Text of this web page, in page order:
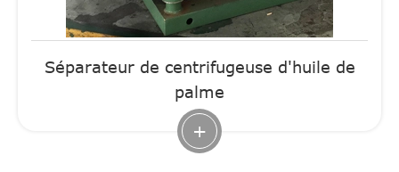
Séparateur de centrifugeuse d'huile de
palme
+